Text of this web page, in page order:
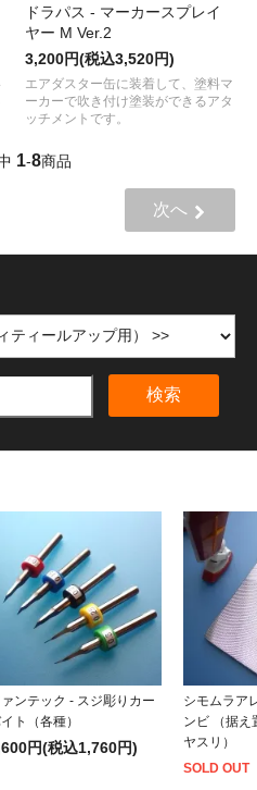
ドラパス - マーカースプレイ
ヤー M Ver.2
3,200円(税込3,520円)
エアダスター缶に装着して、塗料マ
ーカーで吹き付け塗装ができるアタ
ッチメントです。
1-8商品
次へ
検索
ンテック - スジ彫りカー
ト（各種）
円(税込1,760円)
シモムラア
ンビ （据え
ヤスリ）
SOLD OUT